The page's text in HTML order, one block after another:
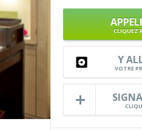
CLIQUEZ
Y
VOTRE